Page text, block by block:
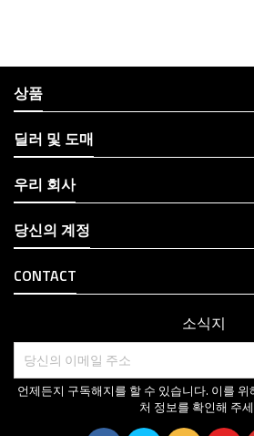
상품
딜러 및 도매
우리 회사
당신의 계정
CONTACT
소식지
언제든지 구독해지를 할 수 있습니다. 이를
처 정보를 확인해 주